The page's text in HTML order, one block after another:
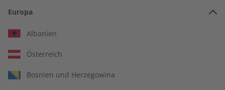
Europa
Albanien
Österreich
Bosnien und Herzegowina